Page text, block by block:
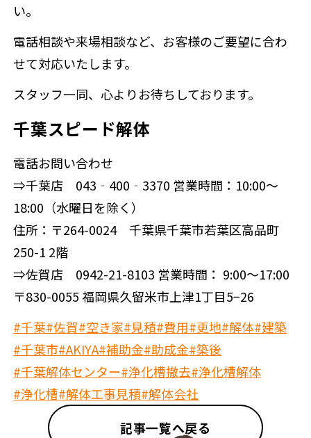
い。
電話相談や来場相談など、お客様のご要望に合わ
せて対応いたします。
スタッフ一同、心よりお待ちしております。
千葉スピード解体
電話お問い合わせ
⇒千葉店 043‐400‐3370 営業時間：10:00～
18:00（水曜日を除く）
住所：〒264-0024 千葉県千葉市若葉区高品町
250-1 2階
⇒佐賀店 0942-21-8103 営業時間： 9:00～17:00
〒830-0055 福岡県久留米市上津1丁目5−26
#千葉#佐賀#空き家#見積#費用#更地#解体#建築
#千葉市#AKIYA#補助金#助成金#築後
#千葉解体センター#浄化槽撤去#浄化槽解体
#浄化槽#解体工事見積#解体会社
記事一覧へ戻る